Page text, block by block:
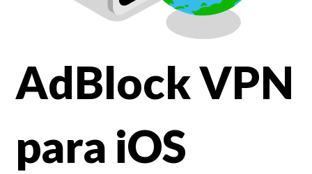
AdBlock VPN
para iOS